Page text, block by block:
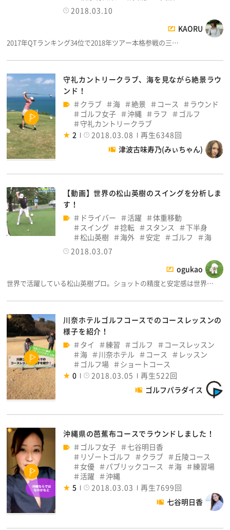
2018.03.10
KAORU
2017年QTランキング34位で2018年ツアー本格参戦の三…
守礼カントリークラブ、海を見ながら絶景ラウ
ンド！
クラブ
海 絶景 コース
ラウンド
ゴルフ女子
沖縄 ラフ
ゴルフ
守礼カントリークラブ
2
2018.03.08
再生6348回
津波古味寿乃(みぃちゃん)
【動画】世界の松山英樹のスイングを分析しま
す！
ドライバー
活躍
体重移動
スイング
捻転 スタンス
下半身
松山英樹
海外 安定 ゴルフ
海
2018.03.07
ogukao
世界で活躍している松山英樹プロ。ショットの精度と安定感は世界…
川奈ホテルゴルフコースでのコースレッスンの
様子を紹介！
タイ
練習 ゴルフ
コースレッスン
海
川奈ホテル コース
レッスン
ゴルフ場
ショートコース
0
2018.03.05
再生522回
ゴルフパラダイス
沖縄県の芭蕉布コースでラウンドしました！
ゴルフ女子
七谷明日香
リゾートゴルフ
クラブ
丘陵コース
女優
パブリックコース 海
練習場
活躍
沖縄
5
2018.03.03
再生7699回
七谷明日香